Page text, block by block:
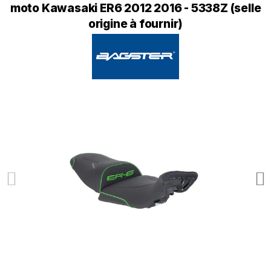
moto Kawasaki ER6 2012 2016 - 5338Z (selle
origine à fournir)